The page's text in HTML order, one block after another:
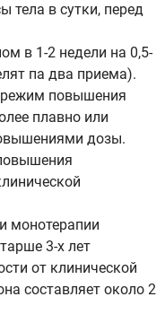
тела в сутки, перед
в 1-2 недели на 0,5-
па два приема).
режим повышения
плавно или
дозы.
монотерапии
3-х лет
от клинической
составляет около 2